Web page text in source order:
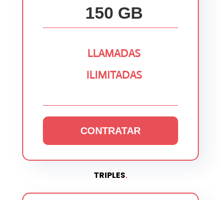
150 GB
LLAMADAS
ILIMITADAS
CONTRATAR
TRIPLES.